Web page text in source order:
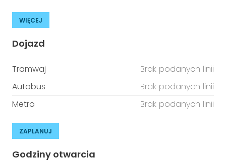
WIĘCEJ
Dojazd
Tramwaj
Brak podanych linii
Autobus
Brak podanych linii
Metro
Brak podanych linii
ZAPLANUJ
Godziny otwarcia